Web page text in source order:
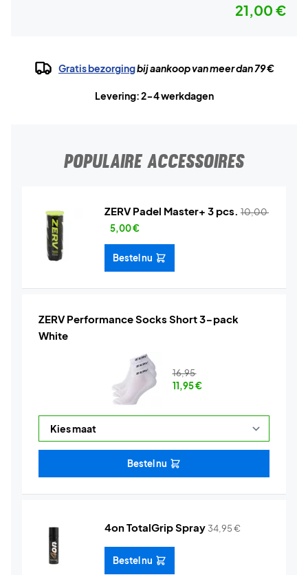
21,00 €
Gratis bezorgingbij aankoop van meer dan 79 €
Levering: 2-4 werkdagen
POPULAIRE ACCESSOIRES
ZERV Padel Master+ 3 pcs. 10,00
5,00€
Bestel nu
ZERV Performance Socks Short 3-pack
White
16,95
11,95€
Bestel nu
4on TotalGrip Spray 34,95€
Bestel nu